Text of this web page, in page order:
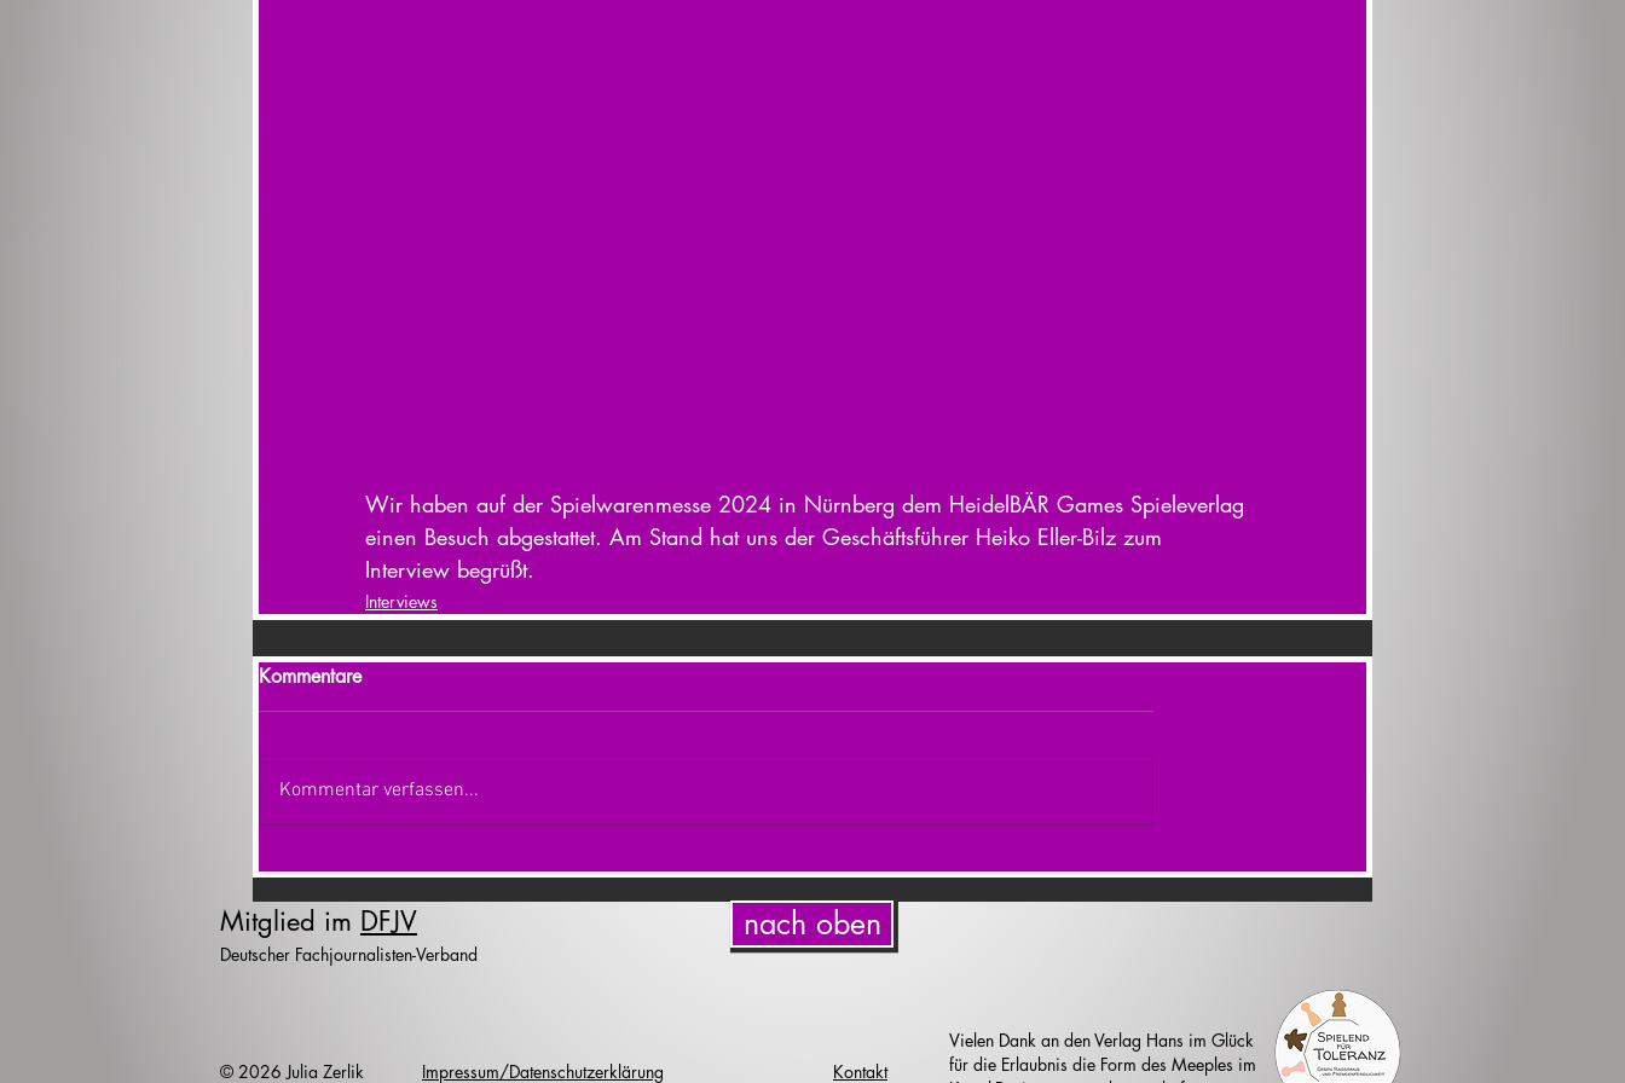
Wir haben auf der Spielwarenmesse 2024 in Nürnberg dem HeidelBÄR Games Spieleverlag
einen Besuch abgestattet. Am Stand hat uns der Geschäftsführer Heiko Eller-Bilz zum
Interview begrüßt.
Interviews
Kommentare
Kommentar verfassen...
Mitglied im DFJV
Deutscher Fachjournalisten-Verband
nach oben
© 2026 Julia Zerlik Impressum/Datenschutzerklärung Kontakt
Vielen Dank an den Verlag Hans im Glück
für die Erlaubnis die Form des Meeples im